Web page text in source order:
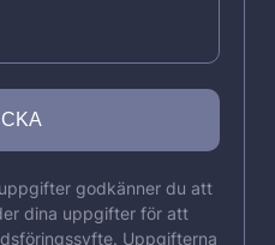
godkänner du att
dina uppgifter för att
Uppgifterna